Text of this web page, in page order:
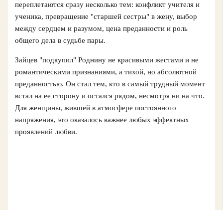
переплетаются сразу несколько тем: конфликт учителя и
ученика, превращение "старшей сестры" в жену, выбор
между сердцем и разумом, цена преданности и роль
общего дела в судьбе пары.
Зайцев "подкупил" Роднину не красивыми жестами и не
романтическими признаниями, а тихой, но абсолютной
преданностью. Он стал тем, кто в самый трудный момент
встал на ее сторону и остался рядом, несмотря ни на что.
Для женщины, жившей в атмосфере постоянного
напряжения, это оказалось важнее любых эффектных
проявлений любви.